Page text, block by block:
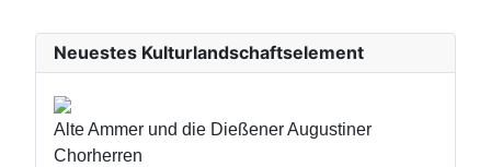
Neuestes Kulturlandschaftselement
Alte Ammer und die Dießener Augustiner
Chorherren